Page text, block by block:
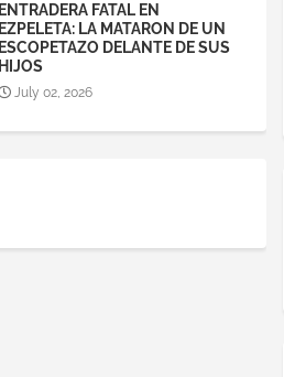
ENTRADERA FATAL EN
EZPELETA: LA MATARON DE UN
ESCOPETAZO DELANTE DE SUS
HIJOS
July 02, 2026